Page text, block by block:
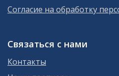
Согласие на обработку
Связаться с нами
Контакты